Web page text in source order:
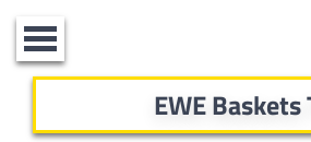
Toggle
navigation
EWE Baskets